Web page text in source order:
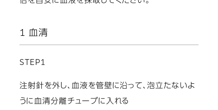
1 血清
STEP1
注射針を外し、血液を管壁に沿って、泡立たないよ
うに血清分離チューブに入れる